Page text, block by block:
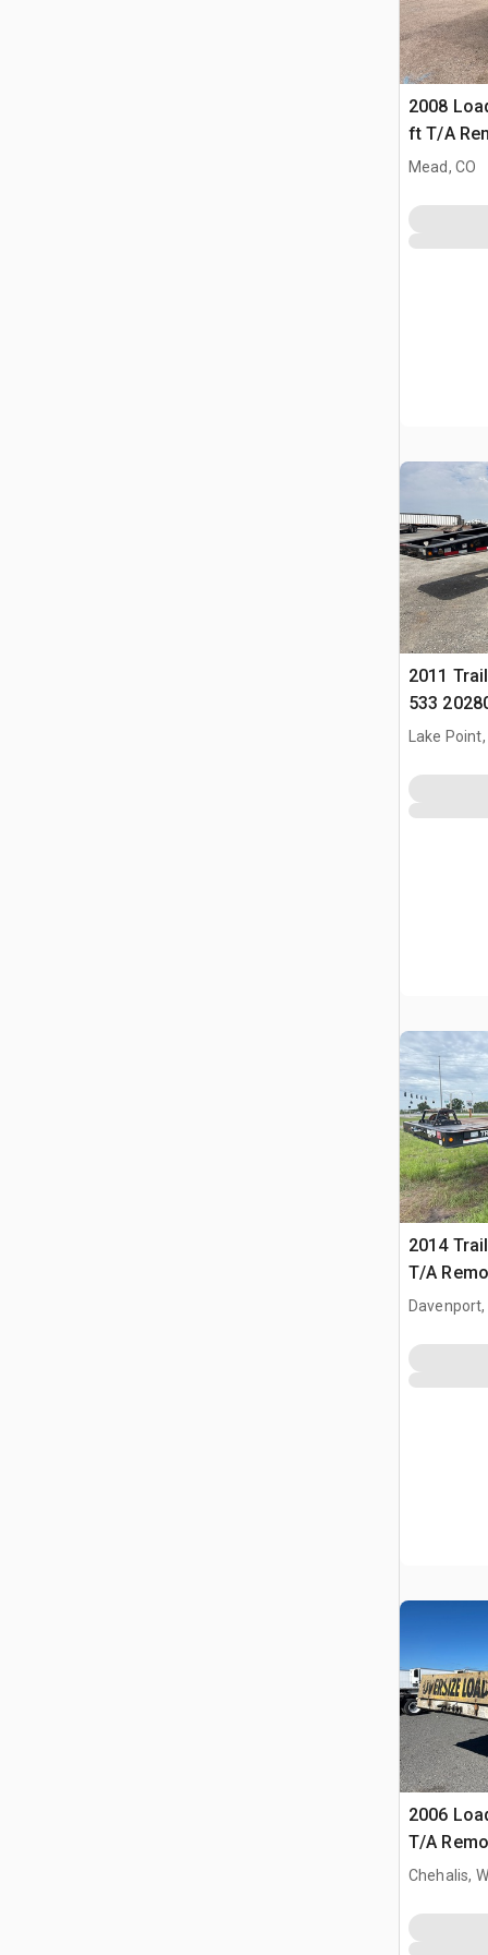
2008
ft T/A
Mead, CO
2011
533
Lake Point,
2014
T/A
Davenport,
2006
T/A
Chehalis,